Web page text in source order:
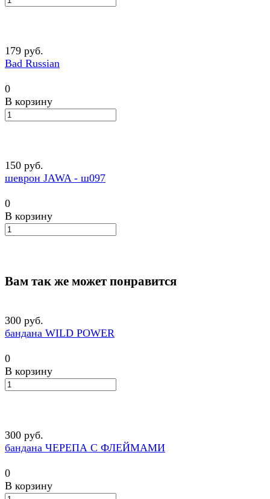
179 руб.
Bad Russian
0
В корзину
150 руб.
шеврон JAWA - ш097
0
В корзину
Вам так же может понравится
300 руб.
бандана WILD POWER
0
В корзину
300 руб.
бандана ЧЕРЕПА С ФЛЕЙМАМИ
0
В корзину